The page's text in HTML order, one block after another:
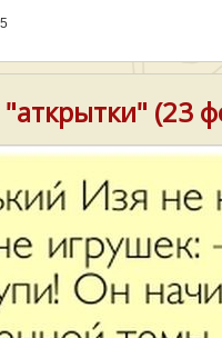
(23